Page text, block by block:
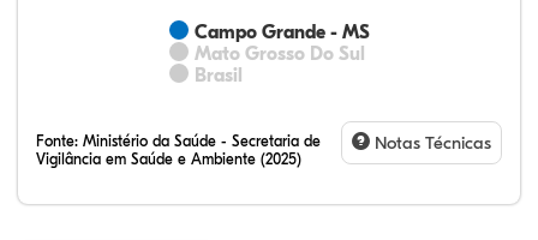
Campo Grande - MS
Mato Grosso Do Sul
Brasil
Fonte: Ministério da Saúde - Secretaria de
Vigilância em Saúde e Ambiente (2025)
Notas Técnicas